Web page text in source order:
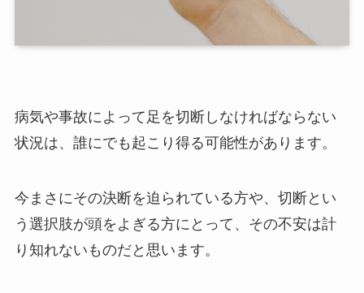
病気や事故によって足を切断しなければならない
状況は、誰にでも起こり得る可能性があります。
今まさにその決断を迫られている方や、切断とい
う選択肢が頭をよぎる方にとって、その不安は計
り知れないものだと思います。